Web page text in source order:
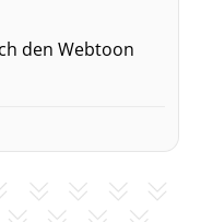
den Webtoon